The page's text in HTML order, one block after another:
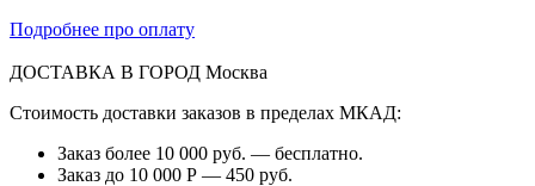
Подробнее про оплату
ДОСТАВКА В ГОРОД Москва
Стоимость доставки заказов в пределах МКАД:
Заказ более 10 000 руб. — бесплатно.
Заказ до 10 000 Р — 450 руб.